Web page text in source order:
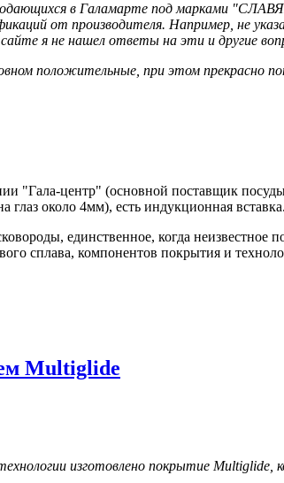
в Галамарте под марками
от производителя. Например, не
я не нашел ответы на эти и другие
положительные, при этом прекрасно
"Гала-центр" (основной поставщик
около 4мм), есть индукционная
единственное, когда
сплава, компонентов покрытия и
Multiglide
изготовлено покрытие